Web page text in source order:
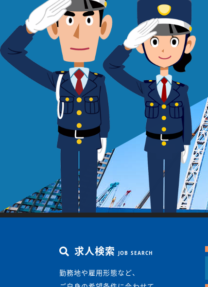
求人検索 JOB SEARCH
勤務地や雇用形態など、